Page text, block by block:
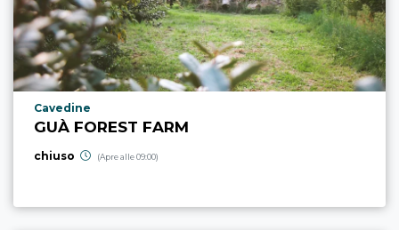
Località punto di interesse
Cavedine
GUÀ FOREST FARM
chiuso (Apre alle 09:00)